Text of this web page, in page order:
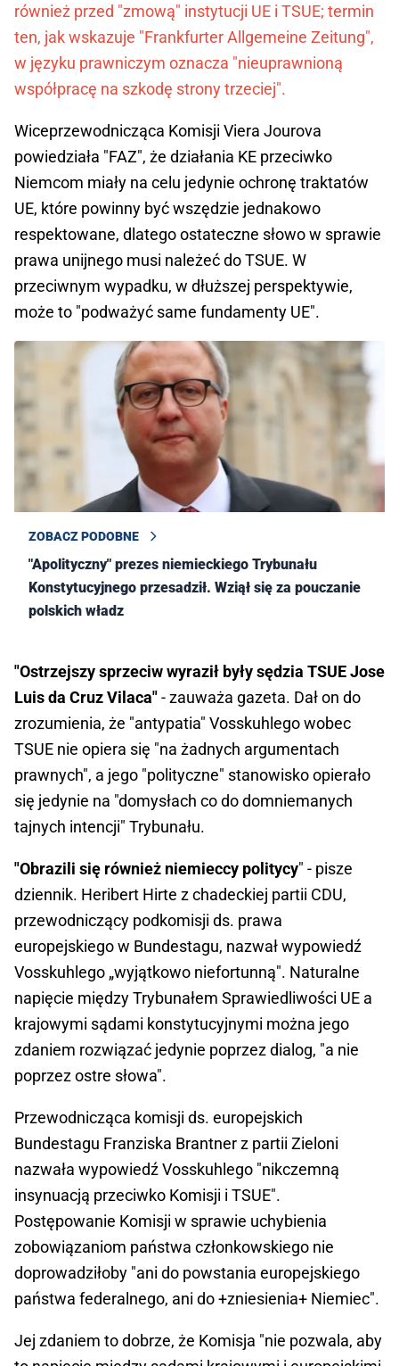
również przed "zmową" instytucji UE i TSUE; termin
ten, jak wskazuje "Frankfurter Allgemeine Zeitung",
w języku prawniczym oznacza "nieuprawnioną
współpracę na szkodę strony trzeciej".
Wiceprzewodnicząca Komisji Viera Jourova
powiedziała "FAZ", że działania KE przeciwko
Niemcom miały na celu jedynie ochronę traktatów
UE, które powinny być wszędzie jednakowo
respektowane, dlatego ostateczne słowo w sprawie
prawa unijnego musi należeć do TSUE. W
przeciwnym wypadku, w dłuższej perspektywie,
może to "podważyć same fundamenty UE".
ZOBACZ PODOBNE
"Apolityczny" prezes niemieckiego Trybunału
Konstytucyjnego przesadził. Wziął się za pouczanie
polskich władz
"Ostrzejszy sprzeciw wyraził były sędzia TSUE Jose
Luis da Cruz Vilaca"- zauważa gazeta. Dał on do
zrozumienia, że "antypatia" Vosskuhlego wobec
TSUE nie opiera się "na żadnych argumentach
prawnych", a jego "polityczne" stanowisko opierało
się jedynie na "domysłach co do domniemanych
tajnych intencji" Trybunału.
"Obrazili się również niemieccy politycy" - pisze
dziennik. Heribert Hirte z chadeckiej partii CDU,
przewodniczący podkomisji ds. prawa
europejskiego w Bundestagu, nazwał wypowiedź
Vosskuhlego „wyjątkowo niefortunną". Naturalne
napięcie między Trybunałem Sprawiedliwości UE a
krajowymi sądami konstytucyjnymi można jego
zdaniem rozwiązać jedynie poprzez dialog, "a nie
poprzez ostre słowa".
Przewodnicząca komisji ds. europejskich
Bundestagu Franziska Brantner z partii Zieloni
nazwała wypowiedź Vosskuhlego "nikczemną
insynuacją przeciwko Komisji i TSUE".
Postępowanie Komisji w sprawie uchybienia
zobowiązaniom państwa członkowskiego nie
doprowadziłoby "ani do powstania europejskiego
państwa federalnego, ani do +zniesienia+ Niemiec".
Jej zdaniem to dobrze, że Komisja "nie pozwala, aby